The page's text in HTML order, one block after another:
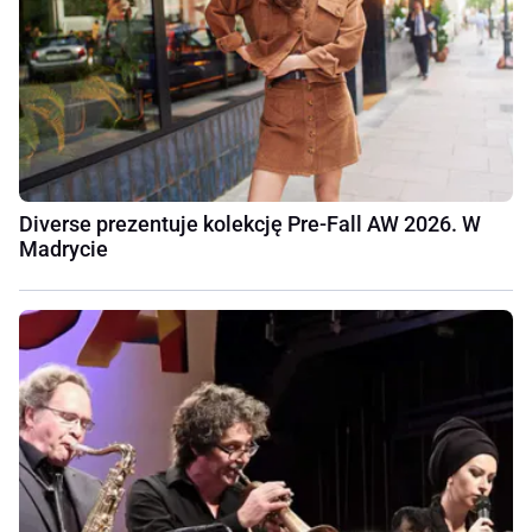
Diverse prezentuje kolekcję Pre-Fall AW 2026. W
Madrycie